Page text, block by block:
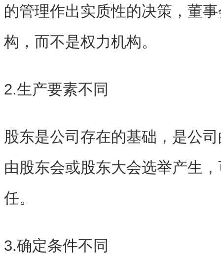
的管理作出实质性的决策，董
构，而不是权力机构。
2.生产要素不同
股东是公司存在的基础，是公
由股东会或股东大会选举产生
任。
3.确定条件不同